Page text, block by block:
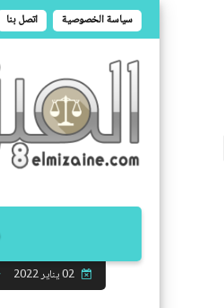
سياسة الخصوصية اتصل بنا
02 يناير 2022